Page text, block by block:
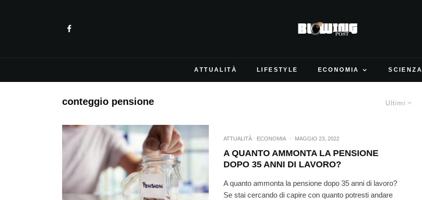
ATTUALITÀ LIFESTYLE ECONOMIA SCIENZA
Ultimi
conteggio pensione
ATTUALITÀ ECONOMIA · MAGGIO 23, 2022
A QUANTO AMMONTA LA PENSIONE
DOPO 35 ANNI DI LAVORO?
A quanto ammonta la pensione dopo 35 anni di lavoro?
Se stai cercando di capire con quanto potresti andare